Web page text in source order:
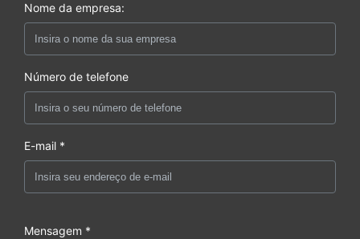
Nome da empresa:
Número de telefone
E-mail *
Mensagem *